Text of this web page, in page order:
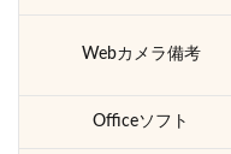
Webカメラ備考
Officeソフト